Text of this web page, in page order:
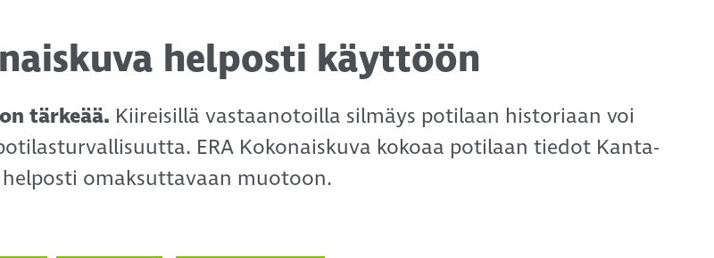
helposti käyttöön
tärkeää. Kiireisillä vastaanotoilla silmäys potilaan historiaan voi
ERA Kokonaiskuva kokoaa potilaan tiedot Kanta-
omaksuttavaan muotoon.